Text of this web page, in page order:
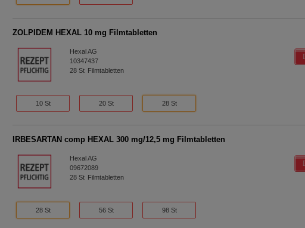
ZOLPIDEM HEXAL 10 mg Filmtabletten
Hexal AG
10347437
28St Filmtabletten
10 St 20 St 28 St
IRBESARTAN comp HEXAL 300 mg/12,5 mg Filmtabletten
Hexal AG
09672089
28St Filmtabletten
28 St 56 St 98 St